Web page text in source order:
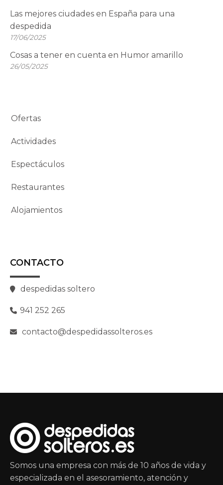
Las mejores ciudades en España para una
despedida
17/06/2025
Cosas a tener en cuenta en Humor amarillo
26/05/2025
Ofertas
Actividades
Espectáculos
Restaurantes
Alojamientos
CONTACTO
despedidas soltero
941 252 265
contacto@despedidassolteros.es
Somos una empresa con más de 10 años de vida y
especializada en el asesoramiento, atención y